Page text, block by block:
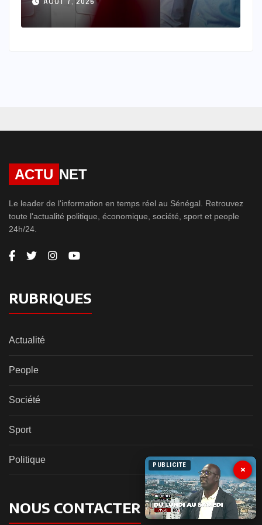
AOÛT 7, 2026
ACTU NET
Le leader de l'information en temps réel au Sénégal. Retrouvez
toute l'actualité politique, économique, société, sport et people
24h/24.
RUBRIQUES
Actualité
People
Société
Sport
Politique
NOUS CONTACTER
×
PUBLICITE